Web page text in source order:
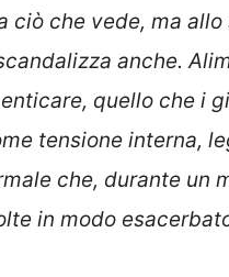
ciò che vede, ma
anche.
quello che i
tensione interna,
che, durante un
in modo